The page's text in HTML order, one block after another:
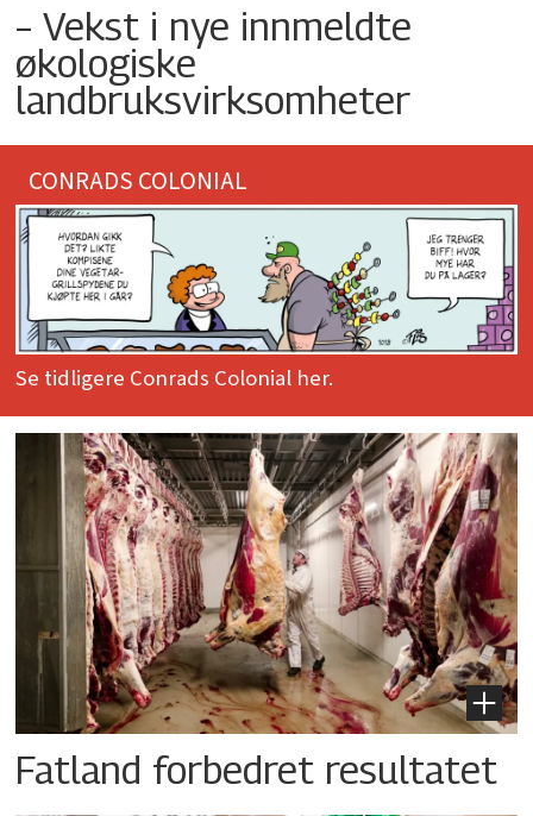
– Vekst i nye innmeldte
økologiske
landbruksvirksomheter
CONRADS COLONIAL
Se tidligere Conrads Colonial her.
Fatland forbedret resultatet